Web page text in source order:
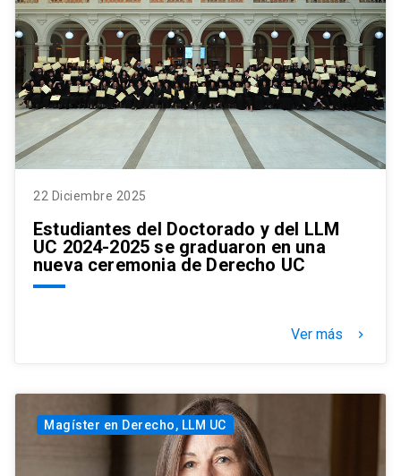
22 Diciembre 2025
Estudiantes del Doctorado y del LLM
UC 2024-2025 se graduaron en una
nueva ceremonia de Derecho UC
Ver más keyboard_arrow_right
Magíster en Derecho, LLM UC